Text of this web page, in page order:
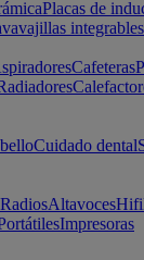
Placas de
integrables
Cafeteras
Cuidado dental
RadiosAltavocesHifi
Impresoras